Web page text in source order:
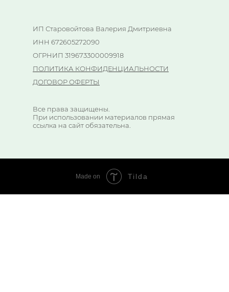
ИП Старовойтова Валерия Дмитриевна
ИНН 672605272090
ОГРНИП 319673300009918
ПОЛИТИКА КОНФИДЕНЦИАЛЬНОСТИ
ДОГОВОР ОФЕРТЫ
Все права защищены.
При использовании материалов прямая
ссылка на сайт обязательна.
Made on Tilda